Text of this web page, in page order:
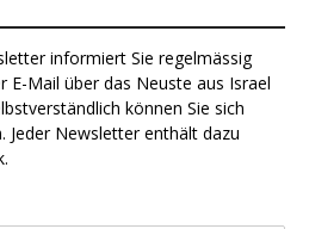
informiert Sie regelmässig
E-Mail über das Neuste aus Israel
können Sie sich
Jeder Newsletter enthält dazu